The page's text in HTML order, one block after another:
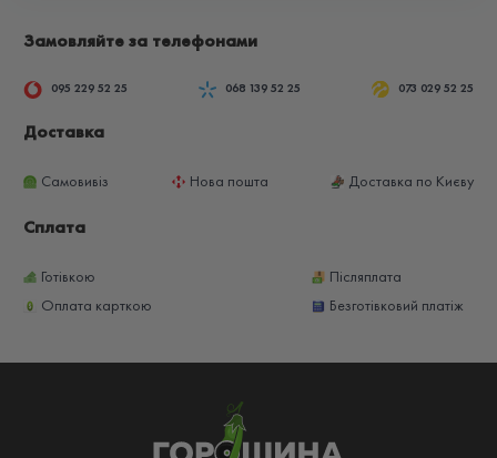
Замовляйте за телефонами
095 229 52 25 068 139 52 25 073 029 52 25
Доставка
Самовивіз Нова пошта Доставка по Києву
Сплата
Готівкою
Післяплата
Оплата карткою
Безготівковий платіж